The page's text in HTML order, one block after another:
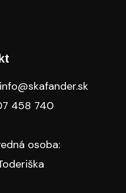
458 740
osoba: